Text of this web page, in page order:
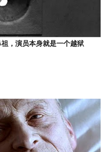
，演员本身就是一个越狱